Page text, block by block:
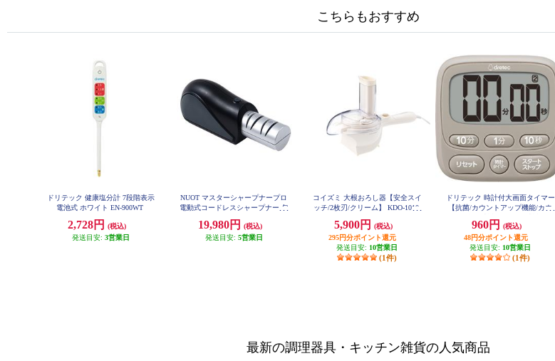
こちらもおすすめ
ドリテック 健康塩分計 7段階表示
電池式 ホワイト EN-900WT
2,728円
(税込)
発送目安: 3営業日
NUOT マスターシャープナープロ
電動式コードレスシャープナー 包
19,980円
(税込)
発送目安: 5営業日
コイズミ 大根おろし器【安全スイ
ッチ/2枚刃/クリーム】 KDO-1010-
5,900円
(税込)
295円分ポイント還元
発送目安: 10営業日
(1件)
ドリテック 時計付大画面タイマー
【抗菌/カウントアップ機能/カウ
ージュ】 T-612BE
960円
(税込)
48円分ポイント還元
発送目安: 10営業日
(1件)
最新の調理器具・キッチン雑貨の人気商品